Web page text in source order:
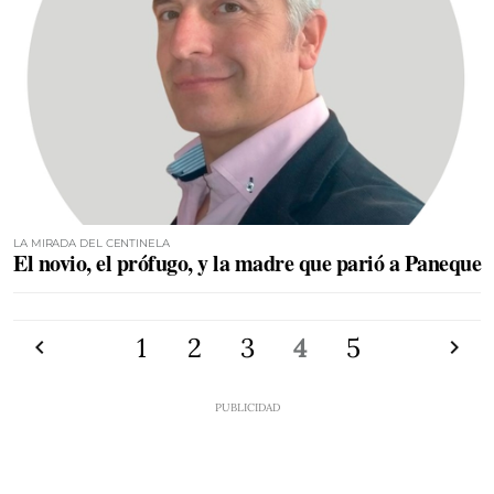
LA MIRADA DEL CENTINELA
El novio, el prófugo, y la madre que parió a Paneque
1 2 3 4 5